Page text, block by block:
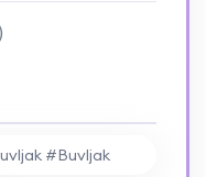
#Buvljak